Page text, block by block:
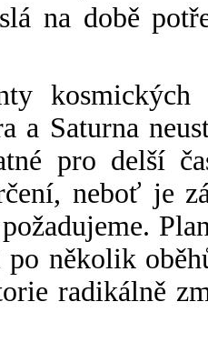
na době
a Saturna
pro delší
neboť je
několik
radikálně